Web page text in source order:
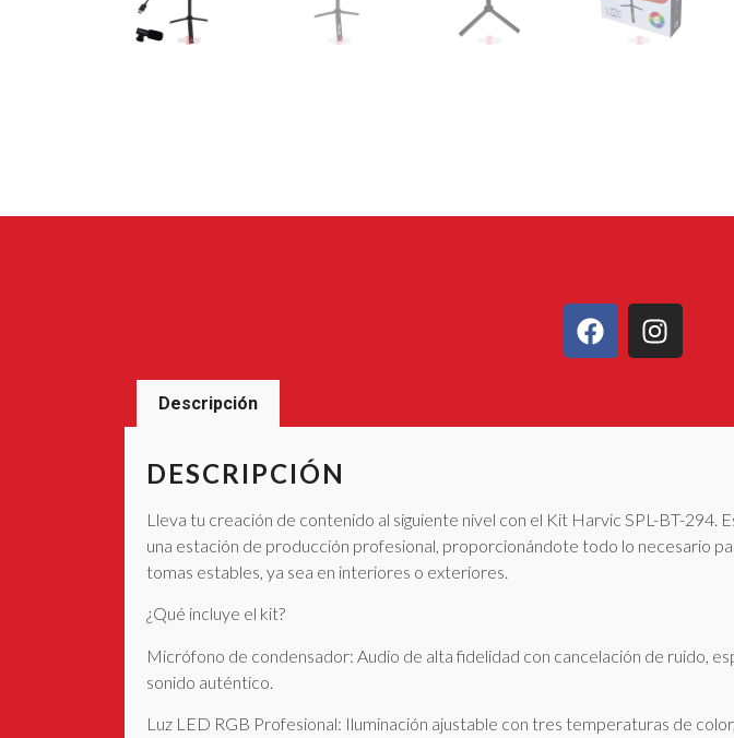
Descripción
DESCRIPCIÓN
Lleva tu creación de contenido al siguiente nivel con el Kit Harvic SPL-BT-
una estación de producción profesional, proporcionándote todo lo necesario
tomas estables, ya sea en interiores o exteriores.
¿Qué incluye el kit?
Micrófono de condensador: Audio de alta fidelidad con cancelación de ruido,
sonido auténtico.
Luz LED RGB Profesional: Iluminación ajustable con tres temperaturas de